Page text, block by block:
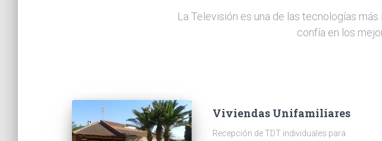
La Televisión es una de las tecnologías
confía en los
Viviendas Unifamiliares
Recepción de TDT individuales para